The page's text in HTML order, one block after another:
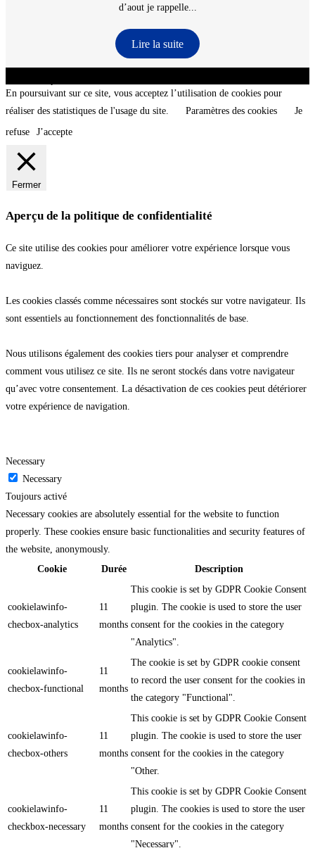
d’aout je rappelle...
Lire la suite
En poursuivant sur ce site, vous acceptez l’utilisation de cookies pour
réaliser des statistiques de l'usage du site.
Paramètres des cookies
Je
refuse
J’accepte
Fermer
Aperçu de la politique de confidentialité
Ce site utilise des cookies pour améliorer votre expérience lorsque vous
naviguez.
Les cookies classés comme nécessaires sont stockés sur votre navigateur. Ils
sont essentiels au fonctionnement des fonctionnalités de base.
Nous utilisons également des cookies tiers pour analyser et comprendre
comment vous utilisez ce site. Ils ne seront stockés dans votre navigateur
qu’avec votre consentement. La désactivation de ces cookies peut détériorer
votre expérience de navigation.
Necessary
Necessary
Toujours activé
Necessary cookies are absolutely essential for the website to function
properly. These cookies ensure basic functionalities and security features of
the website, anonymously.
Cookie
Durée Description
cookielawinfo-
checbox-analytics
11
months
This cookie is set by GDPR Cookie Consent
plugin. The cookie is used to store the user
consent for the cookies in the category
"Analytics".
cookielawinfo-
checbox-functional
11
months
The cookie is set by GDPR cookie consent
to record the user consent for the cookies in
the category "Functional".
cookielawinfo-
checbox-others
11
months
This cookie is set by GDPR Cookie Consent
plugin. The cookie is used to store the user
consent for the cookies in the category
"Other.
cookielawinfo-
checkbox-necessary
11
months
This cookie is set by GDPR Cookie Consent
plugin. The cookies is used to store the user
consent for the cookies in the category
"Necessary".